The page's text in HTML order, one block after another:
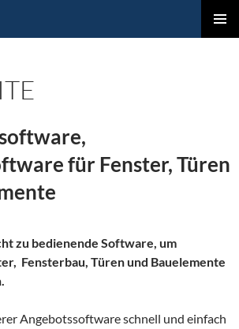
für Fenster, Türen
zu bedienende Software, um
Fensterbau, Türen und Bauelemente
Angebotssoftware schnell und einfach